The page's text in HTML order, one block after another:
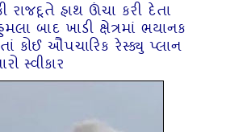
રાજદૂતે હાથ ઊંચા કરી દેતા
બાદ ખાડી ક્ષેત્રમાં ભયાનક
કોઈ ઔપચારિક રેસ્ક્યુ પ્લાન
સ્વીકાર